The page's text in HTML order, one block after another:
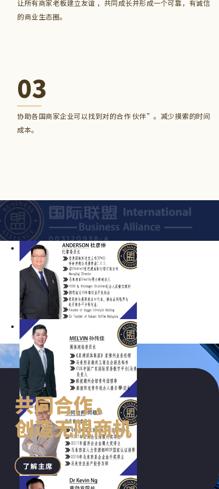
让所有商家老板建立友谊 ，共同成长并形成一个可靠，有诚信
的商业生态圈。
03
协助各国商家企业可以找到对的合作 伙伴”。减少摸索的时间
成本。
共同合作，
创造无限商机
了解主席